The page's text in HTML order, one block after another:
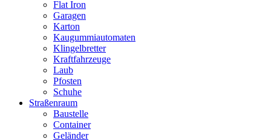
Flat Iron
Garagen
Karton
Kaugummiautomaten
Klingelbretter
Kraftfahrzeuge
Laub
Pfosten
Schuhe
Straßenraum
Baustelle
Container
Geländer